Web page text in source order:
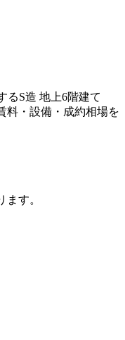
るS造 地上6階建て
料・設備・成約相場を
す。